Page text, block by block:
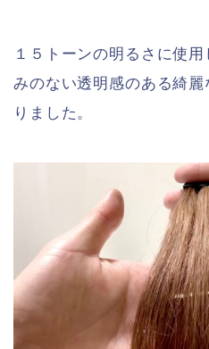
１５トーンの明るさに使
みのない透明感のある綺麗
りました。